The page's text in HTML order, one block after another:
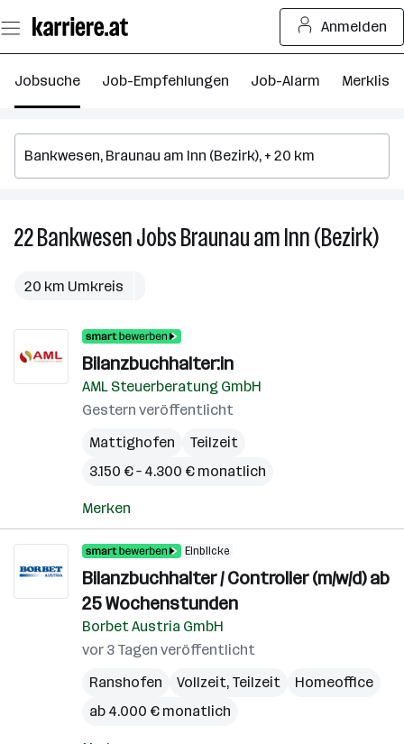
Seiteninhalt
springen
Anmelden
Jobsuche Job-Empfehlungen Job-Alarm Merkliste
22BankwesenJobsBraunau am Inn (Bezirk)22
20 km Umkreis
Bilanzbuchhalter:in
AML Steuerberatung GmbH
Gestern veröffentlicht
Mattighofen
Teilzeit
3.150 € – 4.300 € monatlich
Merken
Einblicke
Bilanzbuchhalter / Controller (m/w/d) ab
25 Wochenstunden
Borbet Austria GmbH
vor 3 Tagen veröffentlicht
Ranshofen
Vollzeit, Teilzeit
Homeoffice
ab 4.000 € monatlich